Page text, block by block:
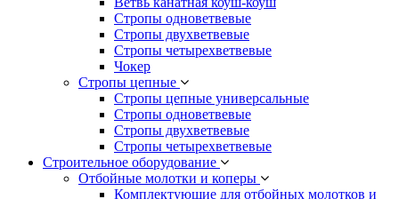
Стропы одноветвевые
Стропы двухветвевые
Стропы четырехветвевые
Чокер
Стропы цепные
Стропы цепные универсальные
Стропы одноветвевые
Стропы двухветвевые
Стропы четырехветвевые
Строительное оборудование
Отбойные молотки и коперы
Комплектующие для отбойных молотков и